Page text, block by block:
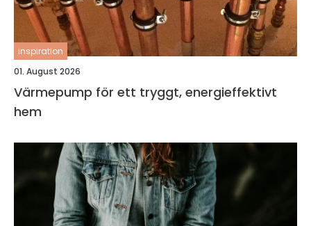
inspiration
01. August 2026
Värmepump för ett tryggt, energieffektivt
hem